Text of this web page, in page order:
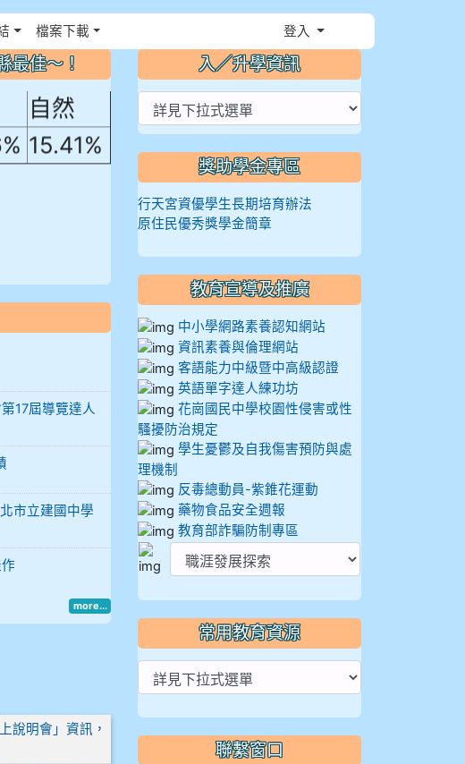
檔案下載 登入
最佳～！
名，花
自然
15.41%
17屆導覽達人
市立建國中學
more...
說明會」資訊，
入／升學資訊
獎助學金專區
行天宮資優學生長期培育辦法
原住民優秀獎學金簡章
教育宣導及推廣
中小學網路素養認知網站
資訊素養與倫理網站
客語能力中級暨中高級認證
英語單字達人練功坊
花崗國民中學校園性侵害或性
騷擾防治規定
學生憂鬱及自我傷害預防與處
理機制
反毒總動員-紫錐花運動
藥物食品安全週報
教育部詐騙防制專區
常用教育資源
聯繫窗口